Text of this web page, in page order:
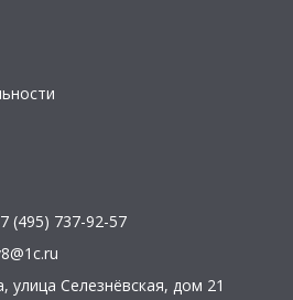
(495) 737-92-57
, улица Селезнёвская, дом 21